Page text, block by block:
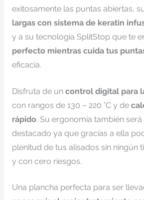
exitosamente las puntas abiertas,
largas con sistema de keratin
y a su tecnología SplitStop que te
perfecto mientras cuida tus
eficacia.
Disfruta de un control digital para
con rangos de 130 – 220 °C y de
rápido. Su ergonomía también
destacado ya que gracias a ella
plenitud de tus alisados sin ningún
y con cero riesgos.
Una plancha perfecta para ser